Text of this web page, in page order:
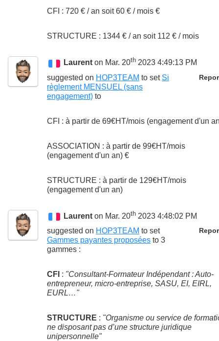
CFI : 720 € / an soit 60 € / mois €
STRUCTURE : 1344 € / an soit 112 € / mois
Laurent on Mar. 20th 2023 4:49:13 PM
suggested on HOP3TEAM to set Si
règlement MENSUEL (sans
engagement) to
CFI : à partir de 69€HT/mois (engagement d'un
ASSOCIATION : à partir de 99€HT/mois
(engagement d'un an) €
STRUCTURE : à partir de 129€HT/mois
(engagement d'un an)
Laurent on Mar. 20th 2023 4:48:02 PM
suggested on HOP3TEAM to set
Gammes payantes proposées to 3
gammes :
CFI : "Consultant-Formateur Indépendant : Auto-
entrepreneur, micro-entreprise, SASU, EI, EIRL,
EURL…"
STRUCTURE : "Organisme ou service de
ne disposant pas d’une structure juridique
unipersonnelle"